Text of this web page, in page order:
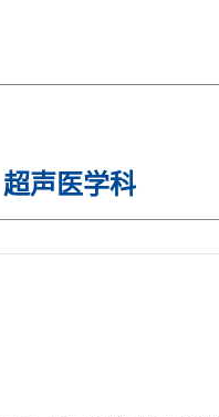
超声医学科